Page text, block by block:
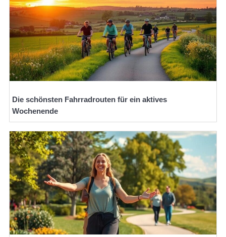
Die schönsten Fahrradrouten für ein aktives
Wochenende